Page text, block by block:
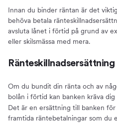
Innan du binder räntan är det
behöva betala
avsluta lånet i förtid på grund av
eller skilsmässa med mera.
Ränteskillnadsersättning
Om du bundit din ränta och av
bolån i förtid kan banken kräva dig
Det är en ersättning till banken
framtida räntebetalningar som du